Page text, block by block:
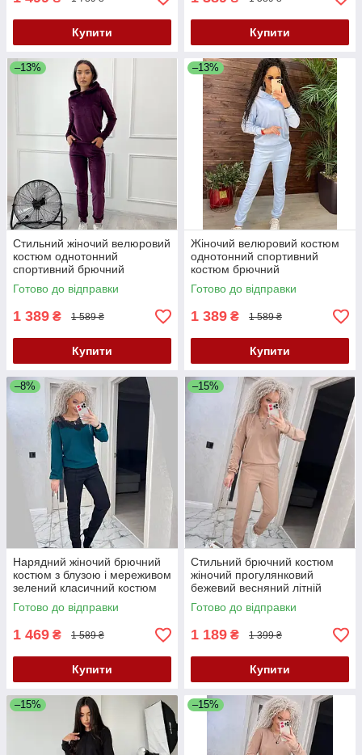
Купити Купити
–13%
Стильний жіночий велюровий
костюм однотонний
спортивний брючний
прогулянковий з капюшоном
слива
Готово до відправки
1 389 ₴ 1 589 ₴
Купити
–13%
Жіночий велюровий костюм
однотонний спортивний
костюм брючний
прогулянковий з капюшоном
блакитний костюм жіноччий
Готово до відправки
1 389 ₴ 1 589 ₴
Купити
–8%
Нарядний жіночий брючний
костюм з блузою і мереживом
зелений класичний костюм
двійка жіночий з брюками
Готово до відправки
1 469 ₴ 1 589 ₴
Купити
–15%
Стильний брючний костюм
жіночий прогулянковий
бежевий весняний літній
костюм жіночий трикотаж
двійка костюм
Готово до відправки
1 189 ₴ 1 399 ₴
Купити
–15% –15%